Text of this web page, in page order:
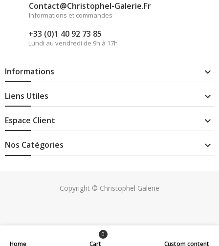
Home
0
Cart Custom content
Contact@christophel-Galerie.fr
Informations et commandes
+33 (0)1 40 92 73 85
Lundi au vendredi de 9h à 17h
Informations 
Liens Utiles 
Espace Client 
Nos Catégories 
Copyright © Christophel Galerie